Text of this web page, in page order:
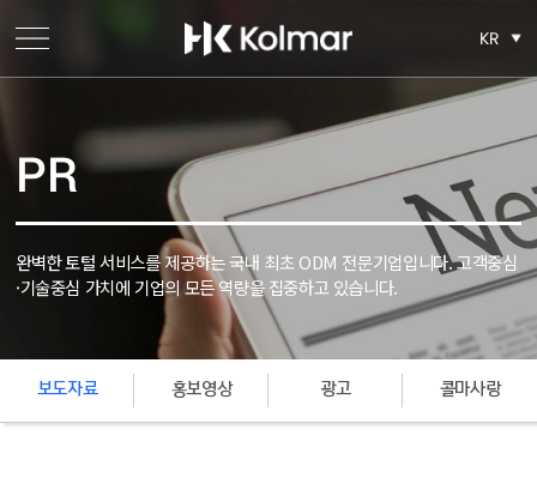
KR
PR
완벽한 토털 서비스를 제공하는 국내 최초 ODM 전문기업입니다.고객중심
·기술중심 가치에 기업의 모든 역량을 집중하고 있습니다.
보도자료 홍보영상 광고 콜마사랑